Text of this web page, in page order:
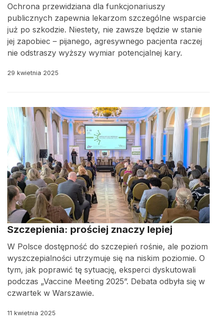
Ochrona przewidziana dla funkcjonariuszy
publicznych zapewnia lekarzom szczególne wsparcie
już po szkodzie. Niestety, nie zawsze będzie w stanie
jej zapobiec – pijanego, agresywnego pacjenta raczej
nie odstraszy wyższy wymiar potencjalnej kary.
29 kwietnia 2025
Szczepienia: prościej znaczy lepiej
W Polsce dostępność do szczepień rośnie, ale poziom
wyszczepialności utrzymuje się na niskim poziomie. O
tym, jak poprawić tę sytuację, eksperci dyskutowali
podczas „Vaccine Meeting 2025”. Debata odbyła się w
czwartek w Warszawie.
11 kwietnia 2025